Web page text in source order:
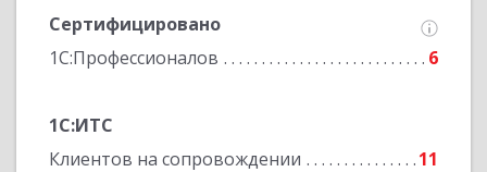
Сертифицировано
1С:Профессионалов
6
1С:ИТС
Клиентов на сопровождении
11